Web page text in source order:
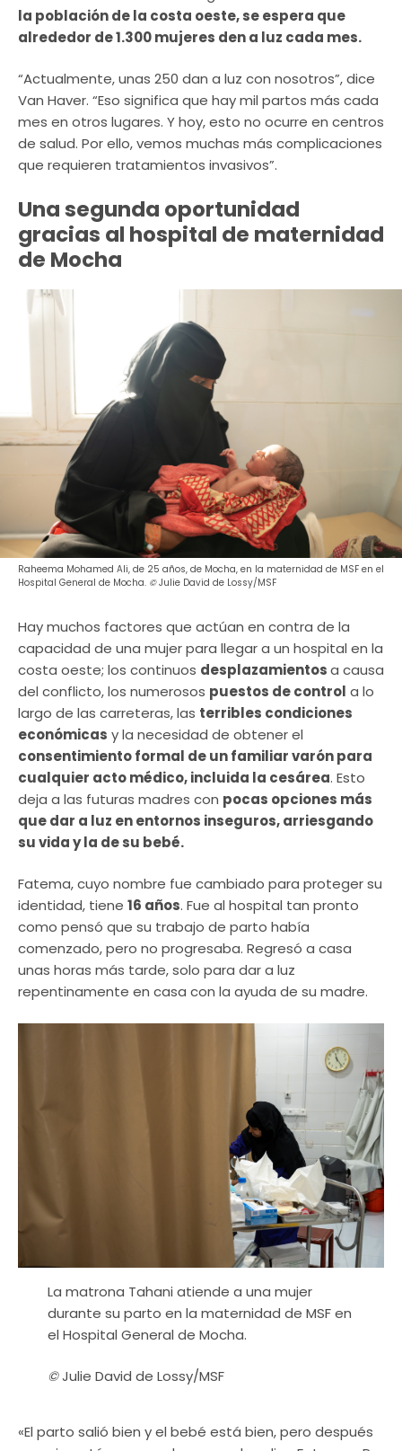
la población de la costa oeste, se espera que
alrededor de 1.300 mujeres den a luz cada mes.
“Actualmente, unas 250 dan a luz con nosotros”, dice
Van Haver. “Eso significa que hay mil partos más cada
mes en otros lugares. Y hoy, esto no ocurre en centros
de salud. Por ello, vemos muchas más complicaciones
que requieren tratamientos invasivos”.
Una segunda oportunidad
gracias al hospital de maternidad
de Mocha
Raheema Mohamed Ali, de 25 años, de Mocha, en la maternidad de MSF en el
Hospital General de Mocha. ©Julie David de Lossy/MSF
Hay muchos factores que actúan en contra de la
capacidad de una mujer para llegar a un hospital en la
costa oeste; los continuos desplazamientosa causa
del conflicto, los numerosos puestos de control a lo
largo de las carreteras, las terribles condiciones
económicas y la necesidad de obtener el
consentimiento formal de un familiar varón para
cualquier acto médico, incluida la cesárea. Esto
deja a las futuras madres con pocas opciones más
que dar a luz en entornos inseguros, arriesgando
su vida y la de su bebé.
Fatema, cuyo nombre fue cambiado para proteger su
identidad, tiene 16 años. Fue al hospital tan pronto
como pensó que su trabajo de parto había
comenzado, pero no progresaba. Regresó a casa
unas horas más tarde, solo para dar a luz
repentinamente en casa con la ayuda de su madre.
La matrona Tahani atiende a una mujer
durante su parto en la maternidad de MSF en
el Hospital General de Mocha.
©Julie David de Lossy/MSF
«El parto salió bien y el bebé está bien, pero después